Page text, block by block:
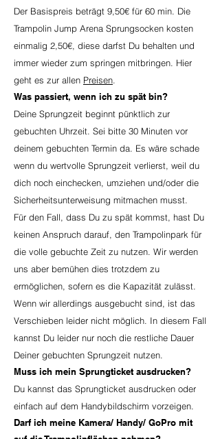
Der Basispreis beträgt 9,50€ für 60 min. Die
Trampolin Jump Arena Sprungsocken kosten
einmalig 2,50€, diese darfst Du behalten und
immer wieder zum springen mitbringen. Hier
geht es zur allen Preisen.
Was passiert, wenn ich zu spät bin?
Deine Sprungzeit beginnt pünktlich zur
gebuchten Uhrzeit. Sei bitte 30 Minuten vor
deinem gebuchten Termin da. Es wäre schade
wenn du wertvolle Sprungzeit verlierst, weil du
dich noch einchecken, umziehen und/oder die
Sicherheitsunterweisung mitmachen musst.
Für den Fall, dass Du zu spät kommst, hast Du
keinen Anspruch darauf, den Trampolinpark für
die volle gebuchte Zeit zu nutzen. Wir werden
uns aber bemühen dies trotzdem zu
ermöglichen, sofern es die Kapazität zulässt.
Wenn wir allerdings ausgebucht sind, ist das
Verschieben leider nicht möglich. In diesem Fall
kannst Du leider nur noch die restliche Dauer
Deiner gebuchten Sprungzeit nutzen.
Muss ich mein Sprungticket ausdrucken?
Du kannst das Sprungticket ausdrucken oder
einfach auf dem Handybildschirm vorzeigen.
Darf ich meine Kamera/ Handy/ GoPro mit